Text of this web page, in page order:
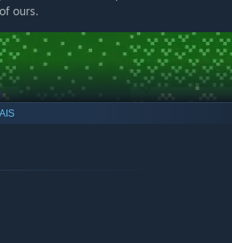
ours.
runner mode (lovingly dubbed